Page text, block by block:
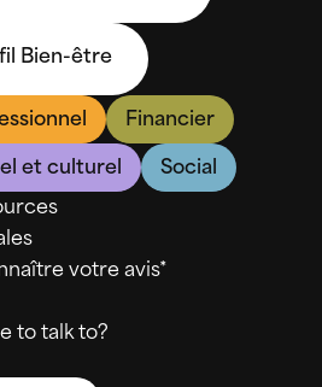
Bien-être
Financier
et culturel
Social
votre avis*
to talk to?